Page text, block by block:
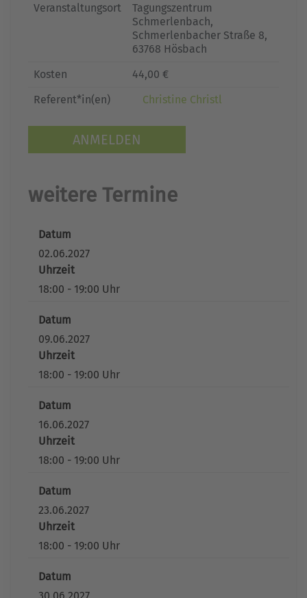
Veranstaltungsort
Tagungszentrum
Schmerlenbach,
Schmerlenbacher Straße 8,
63768 Hösbach
Kosten
44,00 €
Referent*in(en)
Christine Christl
ANMELDEN
weitere Termine
Datum
02.06.2027
Uhrzeit
18:00 - 19:00 Uhr
Datum
09.06.2027
Uhrzeit
18:00 - 19:00 Uhr
Datum
16.06.2027
Uhrzeit
18:00 - 19:00 Uhr
Datum
23.06.2027
Uhrzeit
18:00 - 19:00 Uhr
Datum